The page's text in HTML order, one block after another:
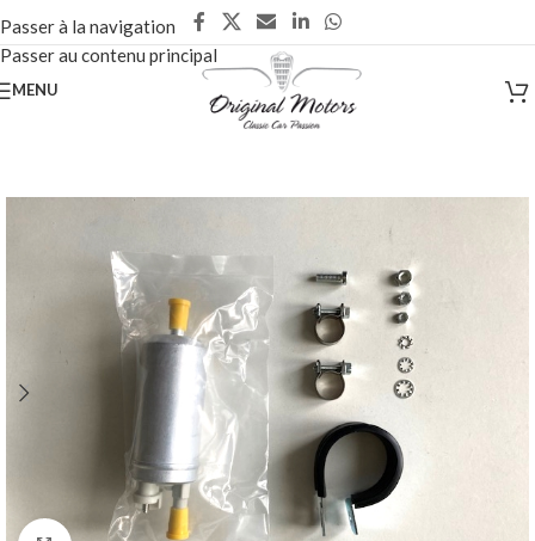
Passer à la navigation
Passer au contenu principal
MENU